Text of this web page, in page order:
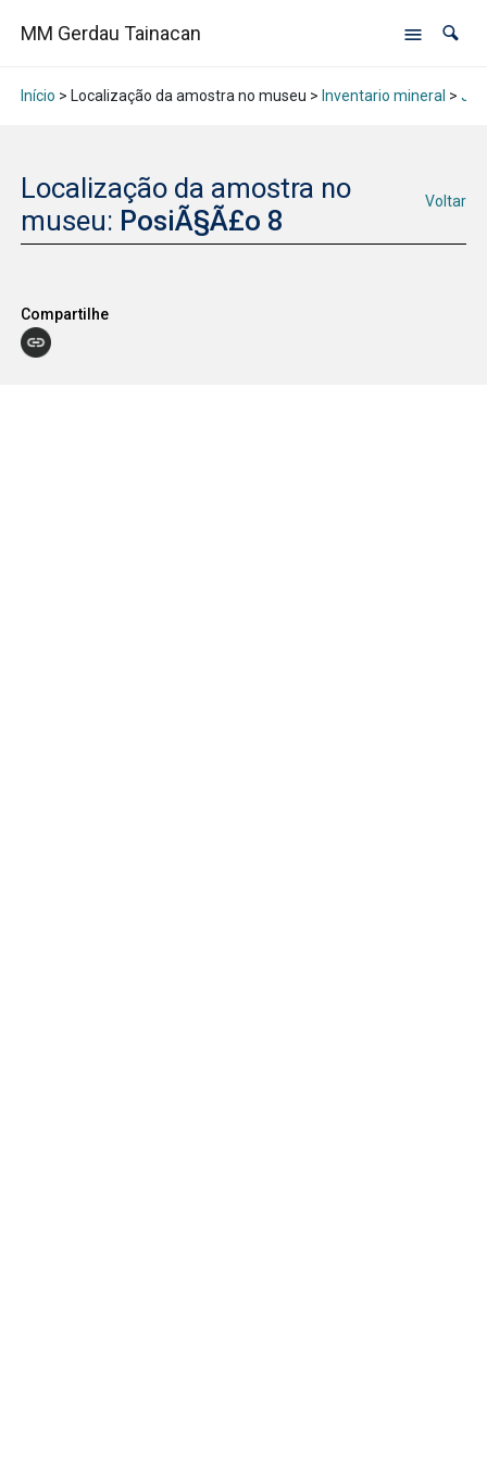
MM Gerdau Tainacan
Início > Localização da amostra no museu > Inventario mineral >
Localização da amostra no
museu: PosiÃ§Ã£o 8
Voltar
Compartilhe